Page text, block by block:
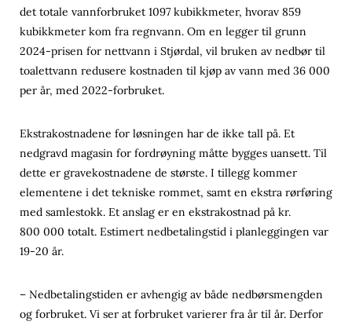
det totale vannforbruket 1097 kubikkmeter, hvorav 859
kubikkmeter kom fra regnvann. Om en legger til grunn
2024-prisen for nettvann i Stjørdal, vil bruken av nedbør til
toalettvann redusere kostnaden til kjøp av vann med 36 000
per år, med 2022-forbruket.
Ekstrakostnadene for løsningen har de ikke tall på. Et
nedgravd magasin for fordrøyning måtte bygges uansett. Til
dette er gravekostnadene de største. I tillegg kommer
elementene i det tekniske rommet, samt en ekstra rørføring
med samlestokk. Et anslag er en ekstrakostnad på kr.
800 000 totalt. Estimert nedbetalingstid i planleggingen var
19-20 år.
– Nedbetalingstiden er avhengig av både nedbørsmengden
og forbruket. Vi ser at forbruket varierer fra år til år. Derfor